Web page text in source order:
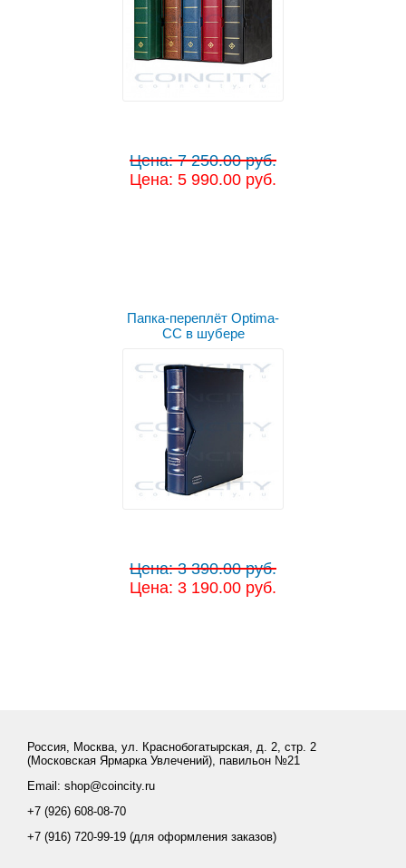
Цена: 7 250.00 руб.
Цена: 5 990.00 руб.
Папка-переплёт Optima-
СС в шубере
Цена: 3 390.00 руб.
Цена: 3 190.00 руб.
Россия, Москва, ул. Краснобогатырская, д. 2, стр. 2
(Московская Ярмарка Увлечений), павильон №21
Email: shop@coincity.ru
+7 (926) 608-08-70
+7 (916) 720-99-19 (для оформления заказов)